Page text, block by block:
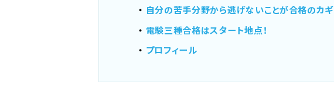
自分の苦手分野から逃げないことが合格のカギ
電験三種合格はスタート地点！
プロフィール